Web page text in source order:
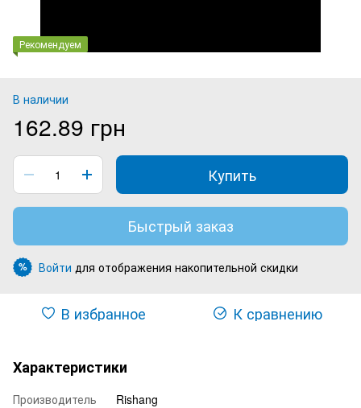
Рекомендуем
В наличии
162.89 грн
Купить
Быстрый заказ
% Войти для отображения накопительной скидки
В избранное К сравнению
Характеристики
Производитель
Rishang